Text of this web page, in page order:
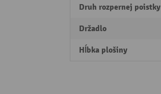
Druh rozpernej poistky
Držadlo
Hĺbka plošiny